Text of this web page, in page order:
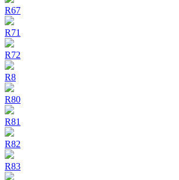
R67
R71
R72
R8
R80
R81
R82
R83